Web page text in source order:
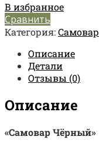
В избранное
Сравнить
Категория:Самовар
Описание
Детали
Отзывы (0)
Описание
«Самовар Чёрный»